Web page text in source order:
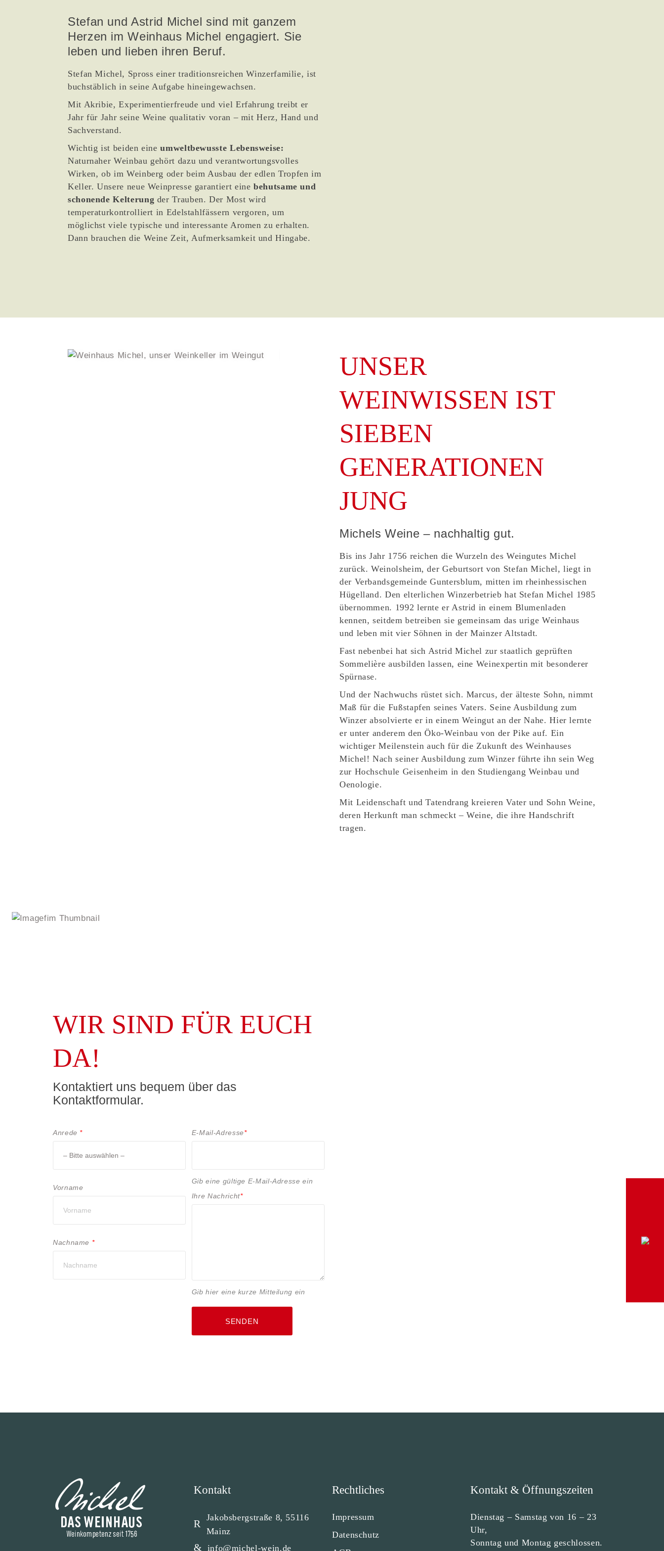
Stefan und Astrid Michel sind mit ganzem
Herzen im Weinhaus Michel engagiert. Sie
leben und lieben ihren Beruf.
Stefan Michel, Spross einer traditionsreichen Winzerfamilie, ist
buchstäblich in seine Aufgabe hineingewachsen.
Mit Akribie, Experimentierfreude und viel Erfahrung treibt er
Jahr für Jahr seine Weine qualitativ voran – mit Herz, Hand und
Sachverstand.
Wichtig ist beiden eineumweltbewusste Lebensweise:
Naturnaher Weinbau gehört dazu und verantwortungsvolles
Wirken, ob im Weinberg oder beim Ausbau der edlen Tropfen im
Keller. Unsere neue Weinpresse garantiert einebehutsame und
schonende Kelterung der Trauben. Der Most wird
temperaturkontrolliert in Edelstahlfässern vergoren, um
möglichst viele typische und interessante Aromen zu erhalten.
Dann brauchen die Weine Zeit, Aufmerksamkeit und Hingabe.
UNSER
WEINWISSEN IST
SIEBEN
GENERATIONEN
JUNG
Michels Weine – nachhaltig gut.
Bis ins Jahr 1756 reichen die Wurzeln des Weingutes Michel
zurück. Weinolsheim, der Geburtsort von Stefan Michel, liegt in
der Verbandsgemeinde Guntersblum, mitten im rheinhessischen
Hügelland. Den elterlichen Winzerbetrieb hat Stefan Michel 1985
übernommen. 1992 lernte er Astrid in einem Blumenladen
kennen, seitdem betreiben sie gemeinsam das urige Weinhaus
und leben mit vier Söhnen in der Mainzer Altstadt.
Fast nebenbei hat sich Astrid Michel zur staatlich geprüften
Sommelière ausbilden lassen, eine Weinexpertin mit besonderer
Spürnase.
Und der Nachwuchs rüstet sich. Marcus, der älteste Sohn, nimmt
Maß für die Fußstapfen seines Vaters. Seine Ausbildung zum
Winzer absolvierte er in einem Weingut an der Nahe. Hier lernte
er unter anderem den Öko-Weinbau von der Pike auf. Ein
wichtiger Meilenstein auch für die Zukunft des Weinhauses
Michel! Nach seiner Ausbildung zum Winzer führte ihn sein Weg
zur Hochschule Geisenheim in den Studiengang Weinbau und
Oenologie.
Mit Leidenschaft und Tatendrang kreieren Vater und Sohn Weine,
deren Herkunft man schmeckt – Weine, die ihre Handschrift
tragen.
WIR SIND FÜR EUCH
DA!
Kontaktiert uns bequem über das
Kontaktformular.
Anrede *
Vorname
Nachname *
E-Mail-Adresse*
Gib eine gültige E-Mail-Adresse ein
Ihre Nachricht*
Gib hier eine kurze Mitteilung ein
SENDEN
Kontakt
Jakobsbergstraße 8, 55116
Mainz
info@michel-wein.de
Rechtliches
Impressum
Datenschutz
Kontakt & Öffnungszeiten
Dienstag – Samstag von 16 – 23
Uhr,
Sonntag und Montag geschlossen.